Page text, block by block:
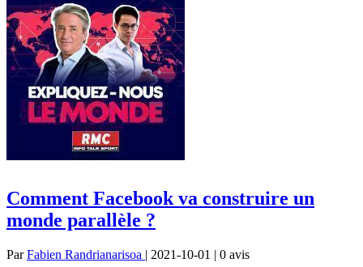
Comment Facebook va construire un
monde parallèle ?
ParFabien Randrianarisoa | 2021-10-01 | 0 avis